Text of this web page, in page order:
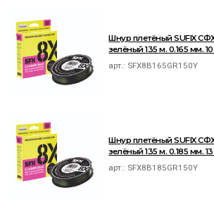
Шнур плетёный SUFIX
зелёный 135 м. 0.165 мм. 10
арт.: SFX8B165GR150Y
Шнур плетёный SUFIX
зелёный 135 м. 0.185 мм. 13
арт.: SFX8B185GR150Y